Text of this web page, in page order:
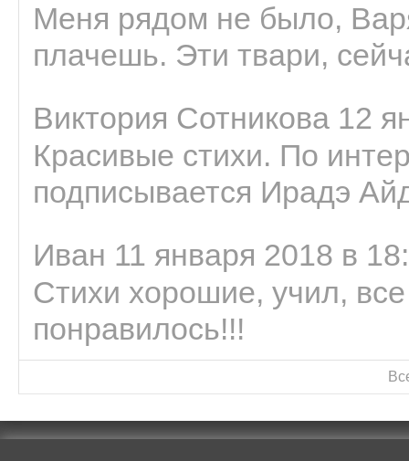
Меня рядом не было,
плачешь. Эти твари,
Виктория Сотникова 12
Красивые стихи. По
подписывается Ирадэ
Иван 11 января 2018 в
Стихи хорошие, учил,
понравилось!!!